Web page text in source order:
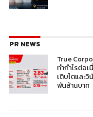
PR NEWS
True
ทำกำไรต่อ
เติบโตและ
พันล้านบาท